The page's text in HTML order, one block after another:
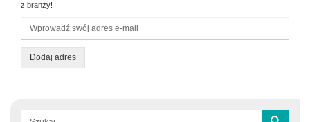
z branży!
Dodaj adres